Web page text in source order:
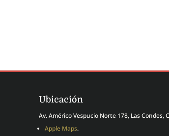
Ubicación
Av. Américo Vespucio Norte 178, Las Condes,
Apple Maps.